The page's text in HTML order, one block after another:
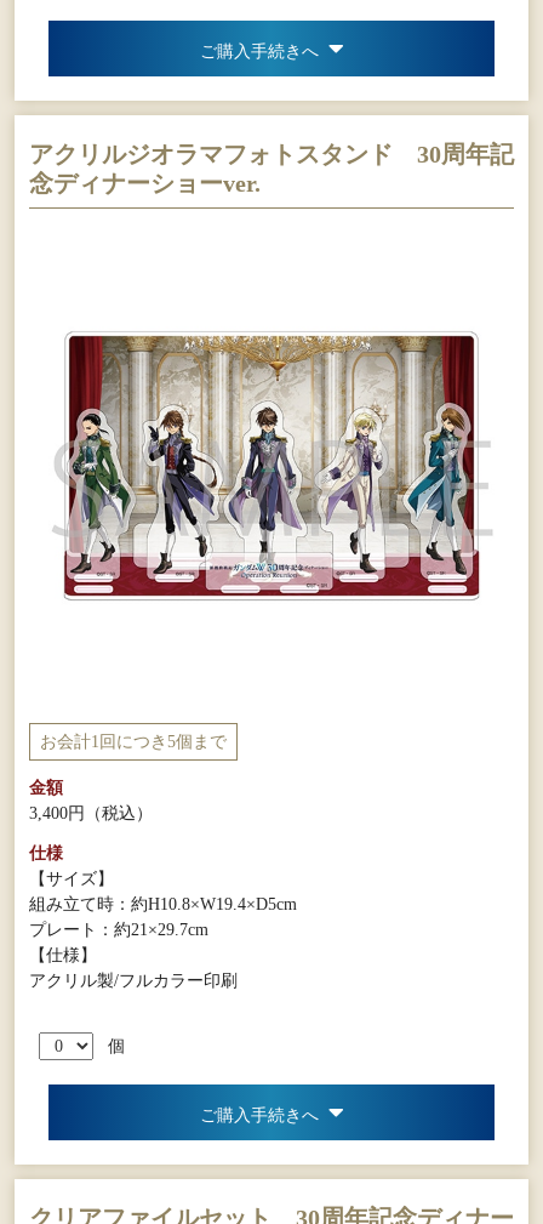
ご購入手続きへ
アクリルジオラマフォトスタンド 30周年記
念ディナーショーver.
お会計1回につき5個まで
金額
3,400円
（税込）
仕様
【サイズ】
組み立て時：約H10.8×W19.4×D5cm
プレート：約21×29.7cm
【仕様】
アクリル製/フルカラー印刷
個
ご購入手続きへ
クリアファイルセット 30周年記念ディナー